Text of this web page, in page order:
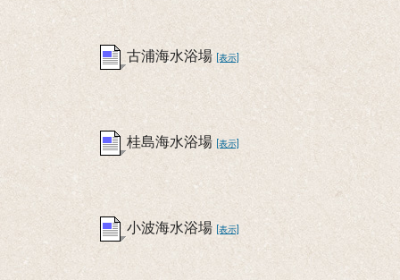
古浦海水浴場 [表示]
桂島海水浴場 [表示]
小波海水浴場 [表示]